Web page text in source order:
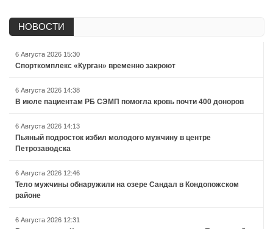
НОВОСТИ
6 Августа 2026 15:30
Спорткомплекс «Курган» временно закроют
6 Августа 2026 14:38
В июле пациентам РБ СЭМП помогла кровь почти 400 доноров
6 Августа 2026 14:13
Пьяный подросток избил молодого мужчину в центре
Петрозаводска
6 Августа 2026 12:46
Тело мужчины обнаружили на озере Сандал в Кондопожском
районе
6 Августа 2026 12:31